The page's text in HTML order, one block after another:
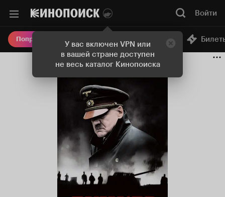
У вас включен VPN или
в вашей стране доступен
не весь каталог Кинопоиска
Войти
Попробовать Плюс Онлайн-кинотеатр